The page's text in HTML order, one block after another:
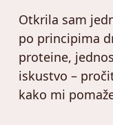
Otkrila sam
po principima
proteine,
iskustvo –
kako mi